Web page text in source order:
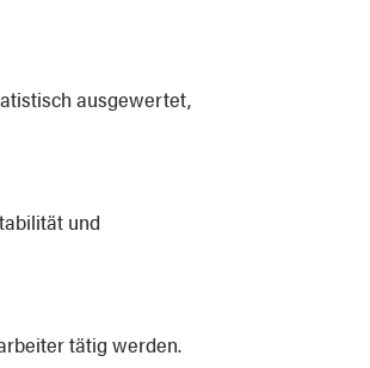
ausgewertet,
und
tätig werden.